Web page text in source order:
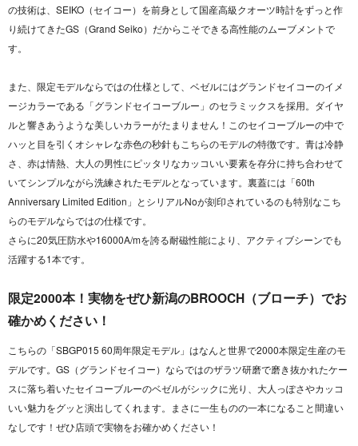
の技術は、SEIKO（セイコー）を前身として国産高級クオーツ時計をずっと作
り続けてきたGS（Grand Seiko）だからこそできる高性能のムーブメントで
す。
また、限定モデルならではの仕様として、ベゼルにはグランドセイコーのイメ
ージカラーである「グランドセイコーブルー」のセラミックスを採用。ダイヤ
ルと響きあうような美しいカラーがたまりません！このセイコーブルーの中で
ハッと目を引くオシャレな赤色の秒針もこちらのモデルの特徴です。青は冷静
さ、赤は情熱、大人の男性にピッタリなカッコいい要素を存分に持ち合わせて
いてシンプルながら洗練されたモデルとなっています。裏蓋には「60th
Anniversary Limited Edition」とシリアルNoが刻印されているのも特別なこち
らのモデルならではの仕様です。
さらに20気圧防水や16000A/mを誇る耐磁性能により、アクティブシーンでも
活躍する1本です。
限定2000本！実物をぜひ新潟のBROOCH（ブローチ）でお
確かめください！
こちらの「SBGP015 60周年限定モデル」はなんと世界で2000本限定生産のモ
デルです。GS（グランドセイコー）ならではのザラツ研磨で磨き抜かれたケー
スに落ち着いたセイコーブルーのベゼルがシックに光り、大人っぽさやカッコ
いい魅力をグッと演出してくれます。まさに一生ものの一本になること間違い
なしです！ぜひ店頭で実物をお確かめください！